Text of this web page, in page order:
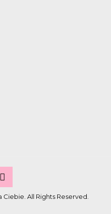
All Rights Reserved.